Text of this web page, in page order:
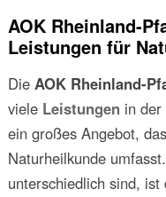
AOK Rheinland-
Leistungen für
Die AOK Rheinland-
viele Leistungen in der
ein großes Angebot,
Naturheilkunde
unterschiedlich sind,